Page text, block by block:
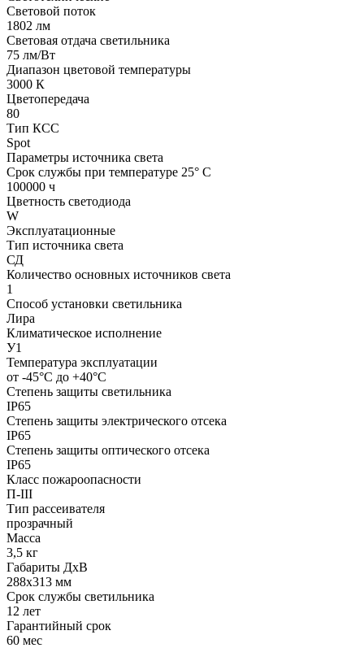
Световой поток
1802 лм
Световая отдача светильника
75 лм/Вт
Диапазон цветовой температуры
3000 К
Цветопередача
80
Тип КСС
Spot
Параметры источника света
Срок службы при температуре 25° С
100000 ч
Цветность светодиода
W
Эксплуатационные
Тип источника света
СД
Количество основных источников света
1
Способ установки светильника
Лира
Климатическое исполнение
У1
Температура эксплуатации
от -45°С до +40°С
Степень защиты светильника
IP65
Степень защиты электрического отсека
IP65
Степень защиты оптического отсека
IP65
Класс пожароопасности
П-III
Тип рассеивателя
прозрачный
Масса
3,5 кг
Габариты ДхВ
288x313 мм
Срок службы светильника
12 лет
Гарантийный срок
60 мес